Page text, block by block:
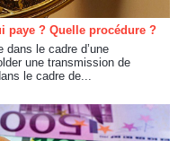
paye ? Quelle procédure ?
dans le cadre d’une
une transmission de
le cadre de...